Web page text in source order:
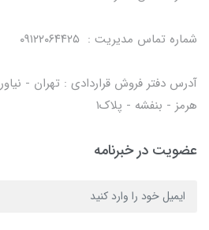
شماره تماس مدیریت : ۰۹۱۲۲۰۶۴۴۲۵
آدرس دفتر فروش قراردادی : تهران -
هرمز - بنفشه - پلاک۱
عضویت در خبرنامه